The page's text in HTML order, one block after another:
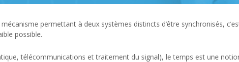
permettant à deux systèmes distincts d’être synchronisés,
possible.
télécommunications et traitement du signal), le temps est une